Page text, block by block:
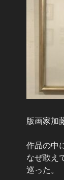
版画家加
作品の中
なぜ敢え
巡った。